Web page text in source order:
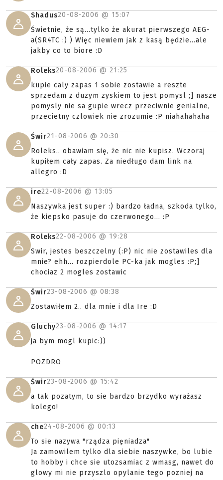
Shadus20-08-2006 @ 15:07
Świetnie, że są...tylko że akurat pierwszego AEG-
a(SR4TC :) ) Więc niewiem jak z kasą będzie...ale
jakby co to biore :D
Roleks20-08-2006 @ 21:25
kupie caly zapas 1 sobie zostawie a reszte
sprzedam z duzym zyskiem to jest pomysl ;] nasze
pomysly nie sa gupie wrecz przeciwnie genialne,
przecietny czlowiek nie zrozumie :P niahahahaha
Świr21-08-2006 @ 20:30
Roleks.. obawiam się, że nic nie kupisz. Wczoraj
kupiłem cały zapas. Za niedługo dam link na
allegro :D
ire22-08-2006 @ 13:05
Naszywka jest super :) bardzo ładna, szkoda tylko,
że kiepsko pasuje do czerwonego... :P
Roleks22-08-2006 @ 19:28
Swir, jestes beszczelny (:P) nic nie zostawiles dla
mnie? ehh... rozpierdole PC-ka jak mogles :P;]
chociaz 2 mogles zostawic
Świr23-08-2006 @ 08:38
Zostawiłem 2.. dla mnie i dla Ire :D
Gluchy23-08-2006 @ 14:17
ja bym mogl kupic:))
POZDRO
Świr23-08-2006 @ 15:42
a tak pozatym, to sie bardzo brzydko wyrażasz
kolego!
che24-08-2006 @ 00:13
To sie nazywa "rządza pięniadza"
Ja zamowilem tylko dla siebie naszywke, bo lubie
to hobby i chce sie utozsamiac z wmasg, nawet do
glowy mi nie przyszlo opylanie tego pozniej na